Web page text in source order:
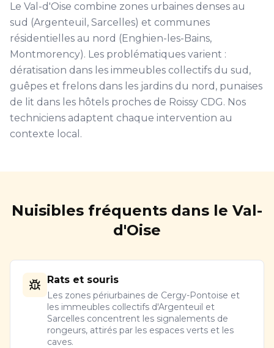
Le Val-d'Oise combine zones urbaines denses au
sud (Argenteuil, Sarcelles) et communes
résidentielles au nord (Enghien-les-Bains,
Montmorency). Les problématiques varient :
dératisation dans les immeubles collectifs du sud,
guêpes et frelons dans les jardins du nord, punaises
de lit dans les hôtels proches de Roissy CDG. Nos
techniciens adaptent chaque intervention au
contexte local.
Nuisibles fréquents dans le Val-
d'Oise
Rats et souris
Les zones périurbaines de Cergy-Pontoise et
les immeubles collectifs d'Argenteuil et
Sarcelles concentrent les signalements de
rongeurs, attirés par les espaces verts et les
caves.